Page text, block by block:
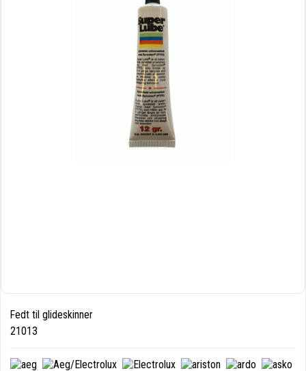
Fedt til glideskinner
21013